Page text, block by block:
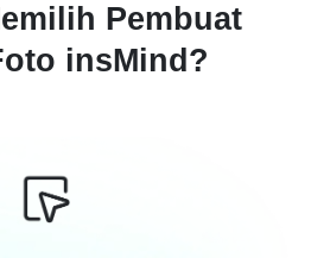
Pembuat
insMind?